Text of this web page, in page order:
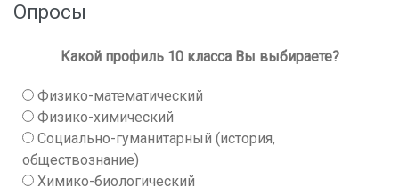
Опросы
Какой профиль 10 класса Вы выбираете?
Физико-математический
Физико-химический
Социально-гуманитарный (история,
обществознание)
Химико-биологический